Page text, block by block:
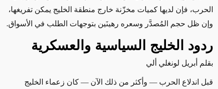
الحرب، فإن لديها كميات مخزّنة خارج منطقة الخليج يمكن تفريغها،
وإن ظل حجم المُصدَّر وسعره رهينَين بتوجهات الطلب في الأسواق.
ردود الخليج السياسية والعسكرية
بقلم أبريل لونغلي ألي
قبل اندلاع الحرب — وأكثر من ذلك الآن — كان زعماء الخليج